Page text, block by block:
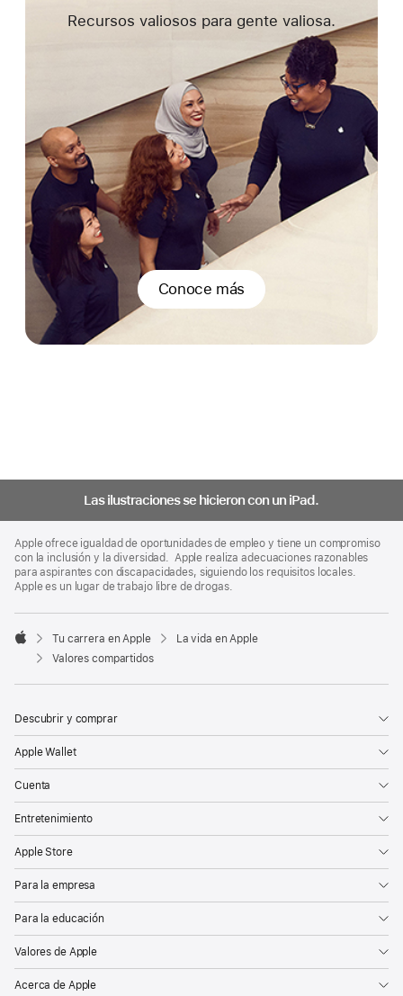
Recursos valiosos para gente valiosa.
Conoce más
Las ilustraciones se hicieron con un iPad.
Footer
Apple ofrece igualdad de oportunidades de empleo y tiene un compromiso
con la inclusión y la diversidad. Apple realiza adecuaciones razonables
para aspirantes con discapacidades, siguiendo los requisitos locales.
Apple es un lugar de trabajo libre de drogas.

Apple
Tu carrera en Apple
La vida en Apple
Valores compartidos
Descubrir y comprar
Apple Wallet
Cuenta
Entretenimiento
Apple Store
Para la empresa
Para la educación
Valores de Apple
Acerca de Apple